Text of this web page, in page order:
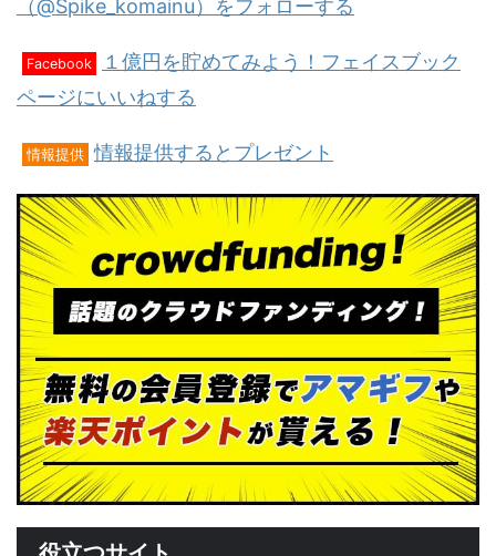
（@Spike_komainu）をフォローする
Facebook
１億円を貯めてみよう！フェイスブック
ページにいいねする
情報提供 情報提供するとプレゼント